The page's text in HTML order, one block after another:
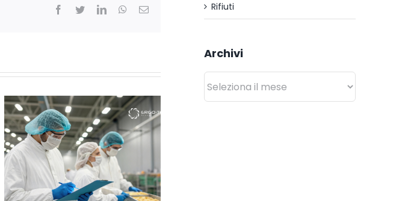
Facebook
TwitterLinkedInWhatsApp
Email
Rifiuti
Archivi
Archivi